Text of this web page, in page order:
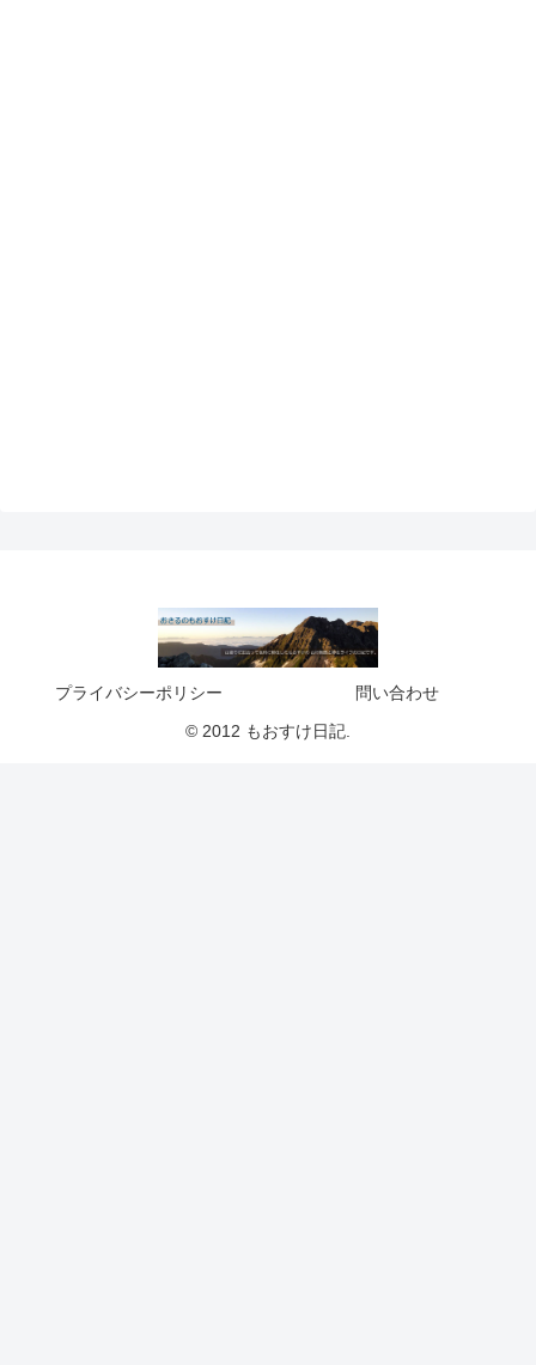
プライバシーポリシー
問い合わせ
© 2012 もおすけ日記.